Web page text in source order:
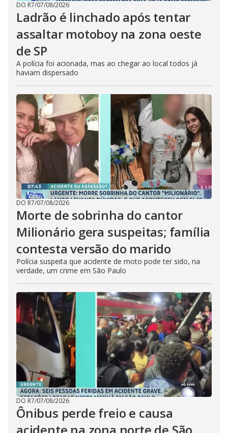
DO R7/07/08/2026
Ladrão é linchado após tentar
assaltar motoboy na zona oeste
de SP
A polícia foi acionada, mas ao chegar ao local todos já
haviam dispersado
DO R7/07/08/2026
Morte de sobrinha do cantor
Milionário gera suspeitas; família
contesta versão do marido
Polícia suspeita que acidente de moto pode ter sido, na
verdade, um crime em São Paulo
DO R7/07/08/2026
Ônibus perde freio e causa